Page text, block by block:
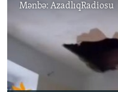
Mənbə: AzadlıqRadiosu
No media